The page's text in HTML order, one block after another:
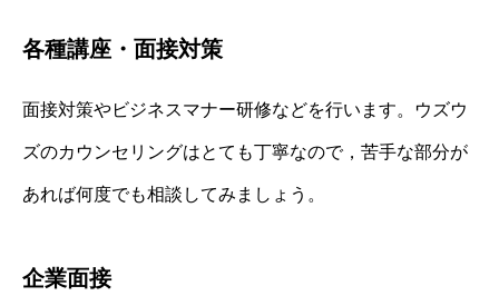
各種講座・面接対策
面接対策やビジネスマナー研修などを行います。ウズウ
ズのカウンセリングはとても丁寧なので，苦手な部分が
あれば何度でも相談してみましょう。
企業面接